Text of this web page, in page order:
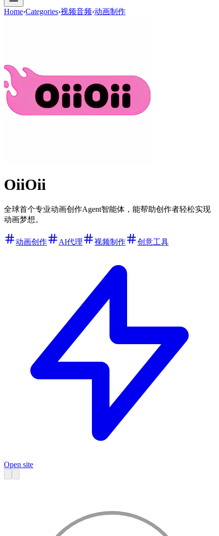
Home›Categories›视频音频›动画制作
OiiOii
全球首个专业动画创作Agent智能体，能帮助创作者轻松实现
动画梦想。
动画创作 AI代理 视频制作 创意工具
Open site